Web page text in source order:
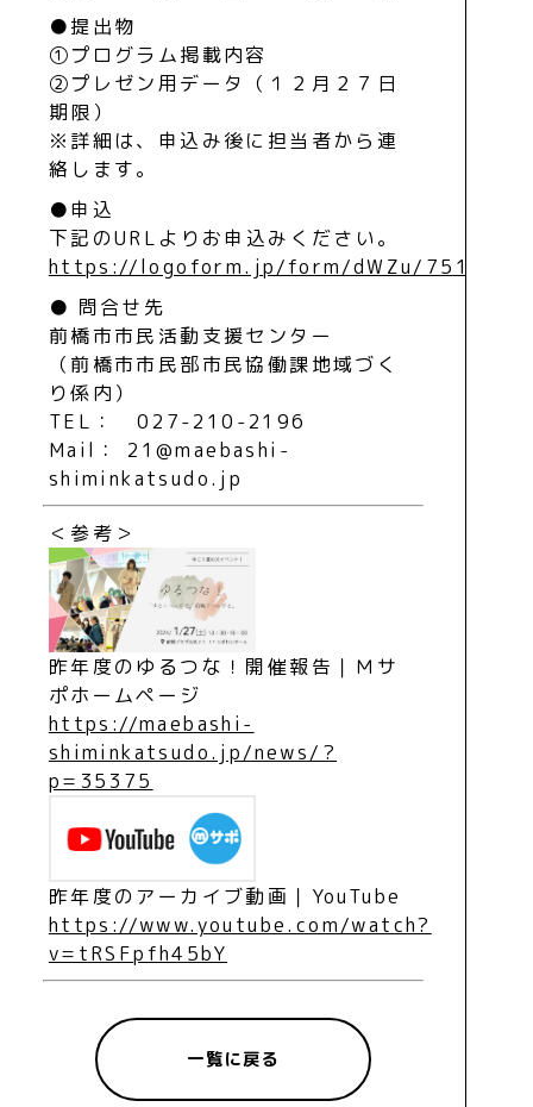
●提出物
①プログラム掲載内容
②プレゼン用データ（１２月２７日
期限）
※詳細は、申込み後に担当者から連
絡します。
●申込
下記のURLよりお申込みください。
https://logoform.jp/form/dWZu/751049
● 問合せ先
前橋市市民活動支援センター
（前橋市市民部市民協働課地域づく
り係内）
TEL： 027-210-2196
Mail： 21@maebashi-
shiminkatsudo.jp
＜参考＞
昨年度のゆるつな！開催報告｜Ｍサ
ポホームページ
https://maebashi-
shiminkatsudo.jp/news/?
p=35375
昨年度のアーカイブ動画｜YouTube
https://www.youtube.com/watch?
v=tRSFpfh45bY
一覧に戻る